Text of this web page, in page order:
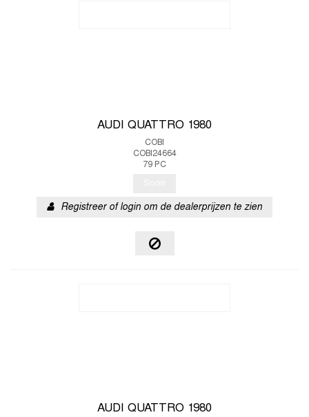
AUDI QUATTRO 1980
COBI
COBI24664
79 PC
Registreer of login om de dealerprijzen te zien
AUDI QUATTRO 1980